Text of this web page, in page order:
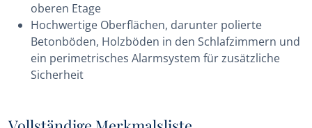
oberen Etage
Hochwertige Oberflächen, darunter polierte
Betonböden, Holzböden in den Schlafzimmern und
ein perimetrisches Alarmsystem für zusätzliche
Sicherheit